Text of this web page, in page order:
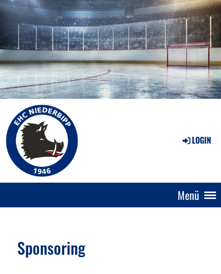
LOGIN
Menü
Sponsoring